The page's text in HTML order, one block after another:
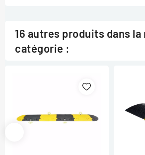
16 autres produits dans la
catégorie :